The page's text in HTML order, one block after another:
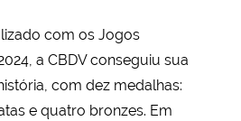
com os Jogos
a CBDV conseguiu sua
com dez medalhas:
e quatro bronzes. Em